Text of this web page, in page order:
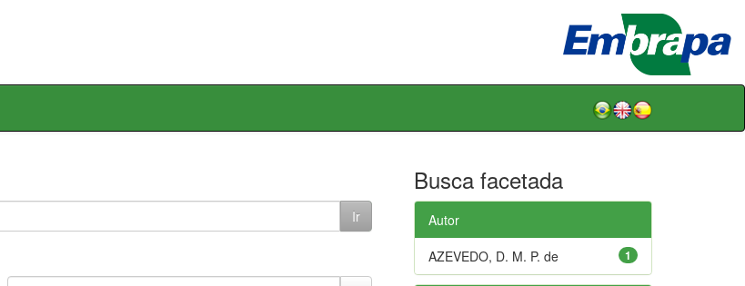
Busca facetada
Autor
1
AZEVEDO, D. M. P. de